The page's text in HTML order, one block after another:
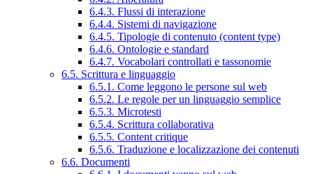
6.4.3. Flussi di interazione
6.4.4. Sistemi di navigazione
6.4.5. Tipologie di contenuto (content type)
6.4.6. Ontologie e standard
6.4.7. Vocabolari controllati e tassonomie
6.5. Scrittura e linguaggio
6.5.1. Come leggono le persone sul web
6.5.2. Le regole per un linguaggio semplice
6.5.3. Microtesti
6.5.4. Scrittura collaborativa
6.5.5. Content critique
6.5.6. Traduzione e localizzazione dei contenuti
6.6. Documenti